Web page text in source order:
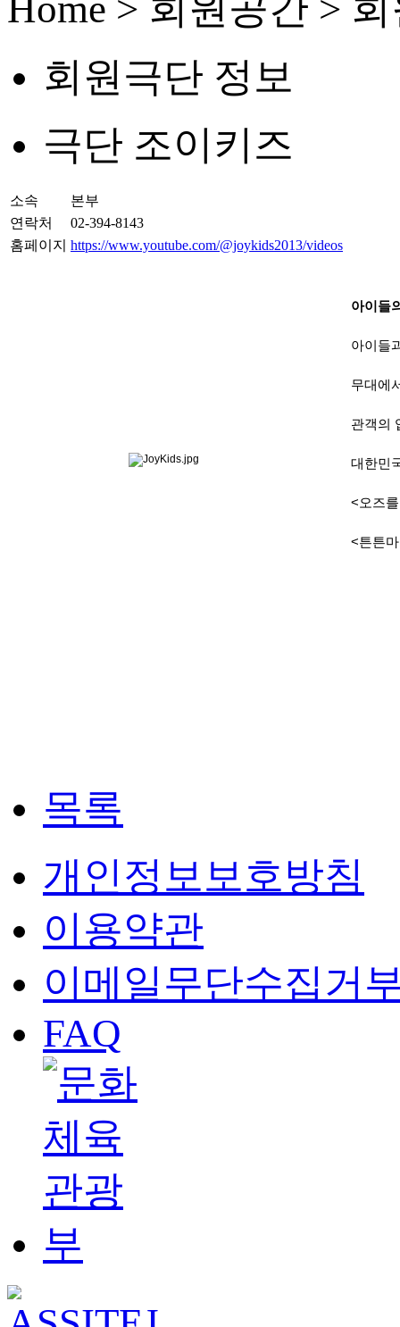
회원극단 정보
극단 조이키즈
소속
본부
연락처
02-394-8143
홈페이지 https://www.youtube.com/@joykids2013/videos
아이들
아이들
무대에
관객의
대한민
<오즈
<튼튼
목록
개인정보보호방침
이용약관
이메일무단수집거
FAQ